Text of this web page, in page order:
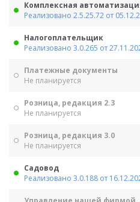
Комплексная
Реализовано 2.5.25.72 от
Налогоплательщик
Реализовано 3.0.265 от
Платежные документы
Не планируется
Розница, редакция 2.3
Не планируется
Розница, редакция 3.0
Не планируется
Садовод
Реализовано 3.0.188 от